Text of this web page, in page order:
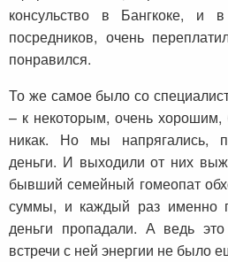
консульство в Бангкоке, и
посредников, очень
понравился.
То же самое было со
– к некоторым, очень
никак. Но мы напрягались,
деньги. И выходили от них
бывший семейный гомеопат
суммы, и каждый раз именно
деньги пропадали. А ведь
встречи с ней энергии не было